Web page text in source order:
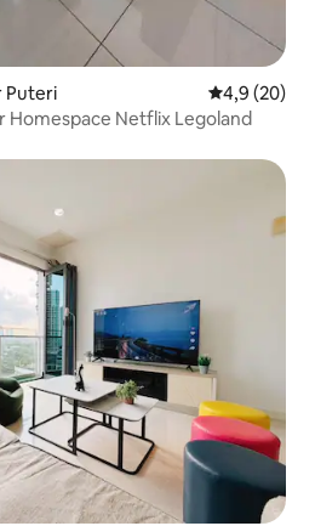
Puteri Évaluation
4,9 (20)
Homespace Netflix Legoland